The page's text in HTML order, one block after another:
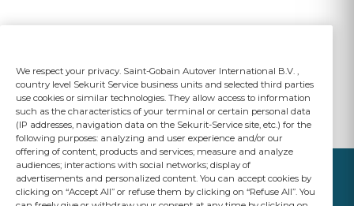
We respect your privacy. Saint-Gobain Autover International B.V. ,
country level Sekurit Service business units and selected third parties
use cookies or similar technologies. They allow access to information
such as the characteristics of your terminal or certain personal data
(IP addresses, navigation data on the Sekurit-Service site, etc.) for the
following purposes: analyzing and user experience and/or our
offering of content, products and services; measure and analyze
audiences; interactions with social networks; display of
advertisements and personalized content. You can accept cookies by
clicking on “Accept All” or refuse them by clicking on “Refuse All”. You